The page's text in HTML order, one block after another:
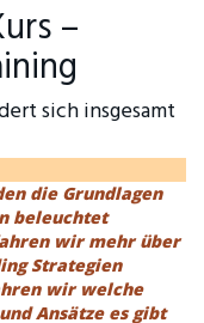
–
sich insgesamt
die Grundlagen
beleuchtet
wir mehr über
Strategien
wir welche
Ansätze es gibt